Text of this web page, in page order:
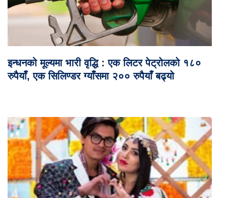
इन्धनको मूल्यमा भारी वृद्धि : एक लिटर पेट्रोलको १८०
रुपैयाँ, एक सिलिण्डर ग्याँसमा २०० रुपैयाँ बढ्यो